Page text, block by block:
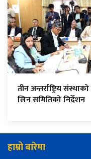
तीन अन्तर्राष्ट्रिय
लिन समितिको निर्देशन
हाम्रो बारेमा